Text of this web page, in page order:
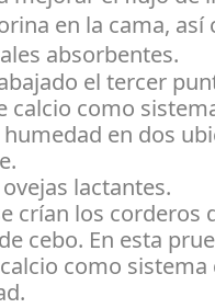
en la cama, así
absorbentes.
el tercer
calcio como
en dos
lactantes.
crían los corderos
cebo. En esta
como sistema